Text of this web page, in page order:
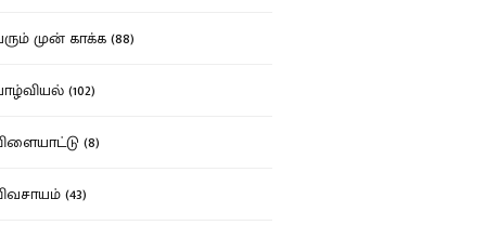
முன் காக்க (88)
(102)
(8)
(43)